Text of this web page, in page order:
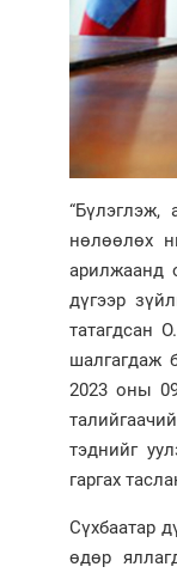
нөлөөлөх
арилжаанд
дүгээр
татагдсан
шалгагдаж
2023 оны
тэднийг
гаргах
Сүхбаатар
өдөр